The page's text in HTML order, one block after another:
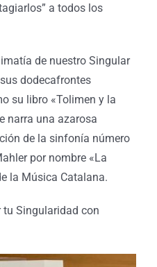
a todos los
de nuestro Singular
dodecafrontes
su libro «Tolimen y la
narra una azarosa
de la sinfonía número
por nombre «La
la Música Catalana.
tu Singularidad con